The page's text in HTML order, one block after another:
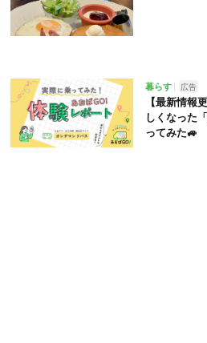
暮らす 広告
【最新情報
しくなった
ってみた🚙